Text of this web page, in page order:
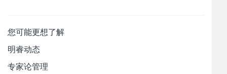
您可能更想了解
明睿动态
专家论管理